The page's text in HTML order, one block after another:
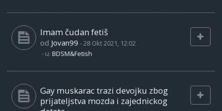
Imam čudan fetiš
od Jovan99 -28 Okt 2021, 12:02
- u: BDSM&Fetish
Gay muskarac trazi devojku zbog
prijateljstva mozda i zajednickog